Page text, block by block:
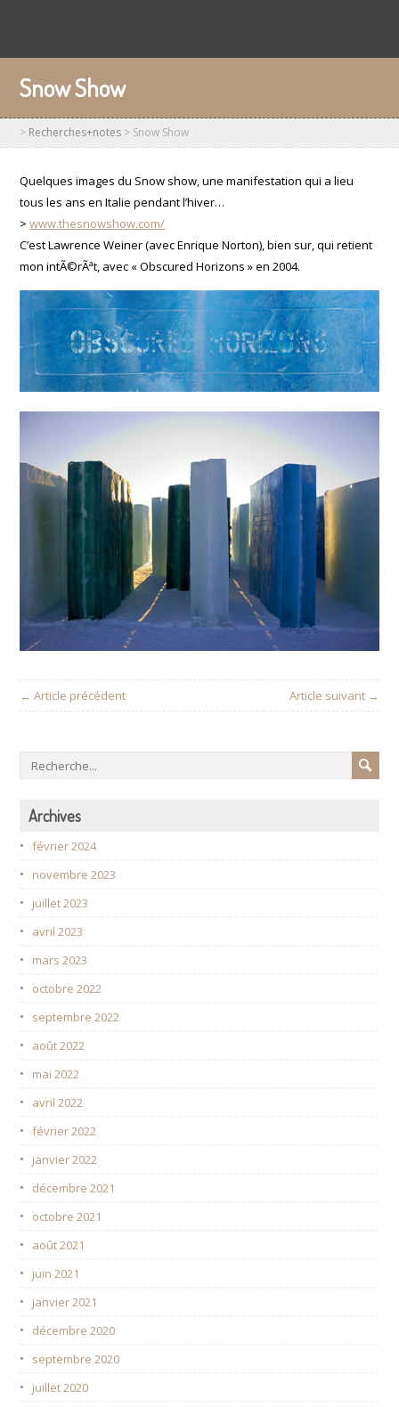
Snow Show
> Recherches+notes > Snow Show
Quelques images du Snow show, une manifestation qui a lieu
tous les ans en Italie pendant l’hiver…
>www.thesnowshow.com/
C’est Lawrence Weiner (avec Enrique Norton), bien sur, qui retient
mon intÃ©rÃªt, avec « Obscured Horizons » en 2004.
← Article précédent Article suivant →
Archives
février 2024
novembre 2023
juillet 2023
avril 2023
mars 2023
octobre 2022
septembre 2022
août 2022
mai 2022
avril 2022
février 2022
janvier 2022
décembre 2021
octobre 2021
août 2021
juin 2021
janvier 2021
décembre 2020
septembre 2020
juillet 2020